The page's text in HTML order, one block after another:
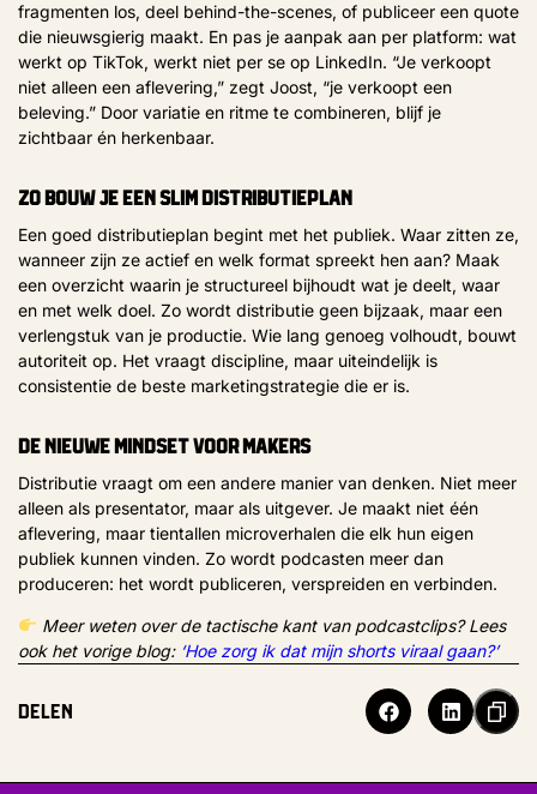
fragmenten los, deel behind-the-scenes, of publiceer een quote
die nieuwsgierig maakt. En pas je aanpak aan per platform: wat
werkt op TikTok, werkt niet per se op LinkedIn. “Je verkoopt
niet alleen een aflevering,” zegt Joost, “je verkoopt een
beleving.” Door variatie en ritme te combineren, blijf je
zichtbaar én herkenbaar.
Zo bouw je een slim distributieplan
Een goed distributieplan begint met het publiek. Waar zitten ze,
wanneer zijn ze actief en welk format spreekt hen aan? Maak
een overzicht waarin je structureel bijhoudt wat je deelt, waar
en met welk doel. Zo wordt distributie geen bijzaak, maar een
verlengstuk van je productie. Wie lang genoeg volhoudt, bouwt
autoriteit op. Het vraagt discipline, maar uiteindelijk is
consistentie de beste marketingstrategie die er is.
De nieuwe mindset voor makers
Distributie vraagt om een andere manier van denken. Niet meer
alleen als presentator, maar als uitgever. Je maakt niet één
aflevering, maar tientallen microverhalen die elk hun eigen
publiek kunnen vinden. Zo wordt podcasten meer dan
produceren: het wordt publiceren, verspreiden en verbinden.
Meer weten over de tactische kant van podcastclips? Lees
ook het vorige blog: ‘Hoe zorg ik dat mijn shorts viraal gaan?’
Delen